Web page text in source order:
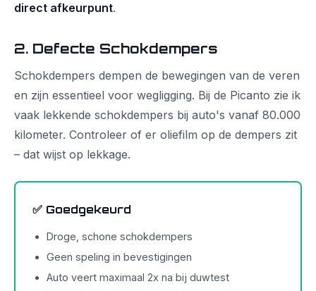
direct afkeurpunt.
2. Defecte Schokdempers
Schokdempers dempen de bewegingen van de veren
en zijn essentieel voor wegligging. Bij de Picanto zie ik
vaak lekkende schokdempers bij auto's vanaf 80.000
kilometer. Controleer of er oliefilm op de dempers zit
– dat wijst op lekkage.
✅ Goedgekeurd
Droge, schone schokdempers
Geen speling in bevestigingen
Auto veert maximaal 2x na bij duwtest